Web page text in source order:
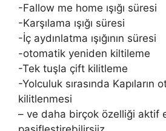
-Fallow me home ışığı süresi
-Karşılama ışığı süresi
-İç aydınlatma ışığının süresi
-otomatik yeniden kiltileme
-Tek tuşla çift kilitleme
-Yolculuk sırasında Kapıların
kilitlenmesi
– ve daha birçok özelliği aktif